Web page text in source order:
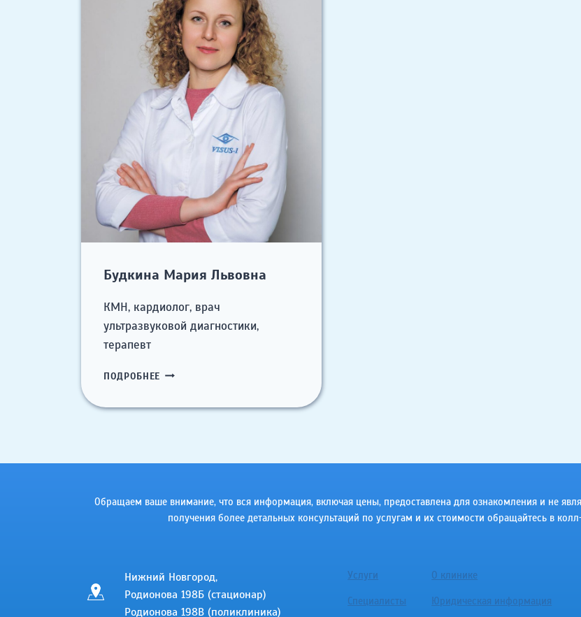
Будкина Мария Львовна
КМН, кардиолог, врач
ультразвуковой диагностики,
терапевт
ПОДРОБНЕЕ БУДКИНА
Обращаем ваше внимание, что вся информация, включая цены, предоставлена для ознакомления и не
получения более детальных консультаций по услугам и их стоимости обращайтесь в
Нижний Новгород,
Родионова 198Б (стационар)
Родионова 198В (поликлиника)
Услуги О клинике
Специалисты Юридическая информация